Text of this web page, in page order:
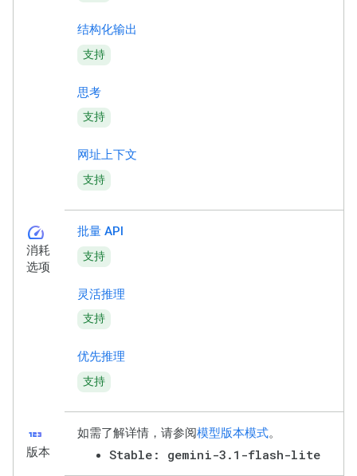
结构化输出
支持
思考
支持
网址上下文
支持
speed
消耗
选项
批量 API
支持
灵活推理
支持
优先推理
支持
123
版本
如需了解详情，请参阅模型版本模式。
Stable: gemini-3.1-flash-lite